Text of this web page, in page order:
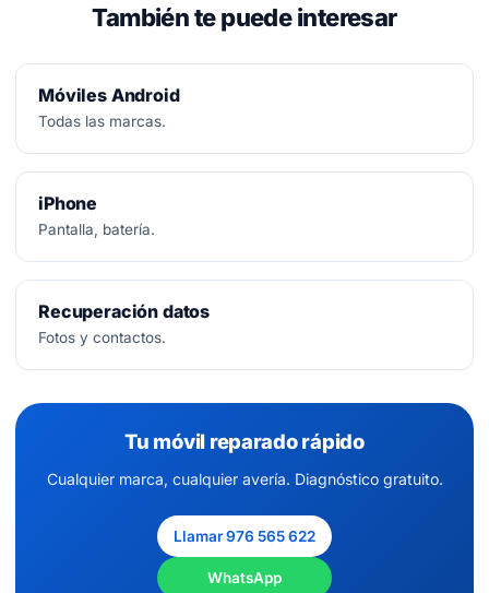
También te puede interesar
Móviles Android
Todas las marcas.
iPhone
Pantalla, batería.
Recuperación datos
Fotos y contactos.
Tu móvil reparado rápido
Cualquier marca, cualquier avería. Diagnóstico gratuito.
Llamar 976 565 622
WhatsApp